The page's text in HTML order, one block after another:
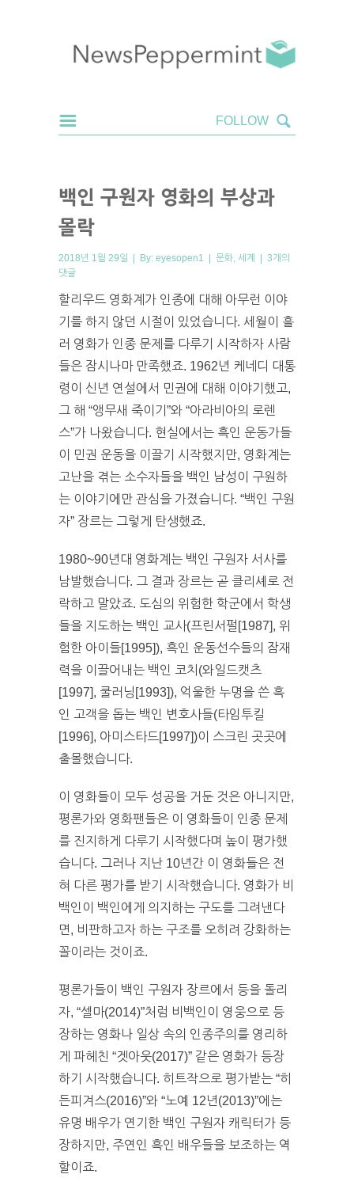
백인 구원자 영화의 부상과
몰락
2018년 1월 29일 | By: eyesopen1 | 문화 세계 | 3개의
댓글
할리우드 영화계가 인종에 대해 아무런 이야
기를 하지 않던 시절이 있었습니다. 세월이 흘
러 영화가 인종 문제를 다루기 시작하자 사람
들은 잠시나마 만족했죠. 1962년 케네디 대통
령이 신년 연설에서 민권에 대해 이야기했고,
그 해 “앵무새 죽이기”와 “아라비아의 로렌
스”가 나왔습니다. 현실에서는 흑인 운동가들
이 민권 운동을 이끌기 시작했지만, 영화계는
고난을 겪는 소수자들을 백인 남성이 구원하
는 이야기에만 관심을 가졌습니다. “백인 구원
자” 장르는 그렇게 탄생했죠.
1980~90년대 영화계는 백인 구원자 서사를
남발했습니다. 그 결과 장르는 곧 클리셰로 전
락하고 말았죠. 도심의 위험한 학군에서 학생
들을 지도하는 백인 교사(프린서펄[1987], 위
험한 아이들[1995]), 흑인 운동선수들의 잠재
력을 이끌어내는 백인 코치(와일드캣츠
[1997], 쿨러닝[1993]), 억울한 누명을 쓴 흑
인 고객을 돕는 백인 변호사들(타임투킬
[1996], 아미스타드[1997])이 스크린 곳곳에
출몰했습니다.
이 영화들이 모두 성공을 거둔 것은 아니지만,
평론가와 영화팬들은 이 영화들이 인종 문제
를 진지하게 다루기 시작했다며 높이 평가했
습니다. 그러나 지난 10년간 이 영화들은 전
혀 다른 평가를 받기 시작했습니다. 영화가 비
백인이 백인에게 의지하는 구도를 그려낸다
면, 비판하고자 하는 구조를 오히려 강화하는
꼴이라는 것이죠.
평론가들이 백인 구원자 장르에서 등을 돌리
자, “셀마(2014)”처럼 비백인이 영웅으로 등
장하는 영화나 일상 속의 인종주의를 영리하
게 파헤친 “겟아웃(2017)” 같은 영화가 등장
하기 시작했습니다. 히트작으로 평가받는 “히
든피겨스(2016)”와 “노예 12년(2013)”에는
유명 배우가 연기한 백인 구원자 캐릭터가 등
장하지만, 주연인 흑인 배우들을 보조하는 역
할이죠.